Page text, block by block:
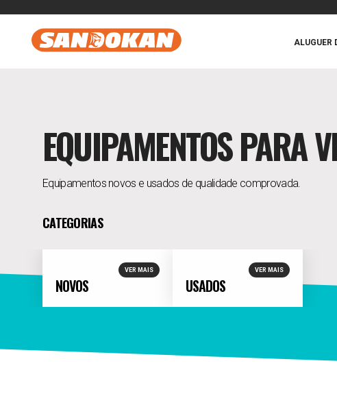
ALUGUER
EQUIPAMENTOS PARA
Equipamentos novos e usados de qualidade comprovada.
CATEGORIAS
VER MAIS
NOVOS
VER MAIS
USADOS